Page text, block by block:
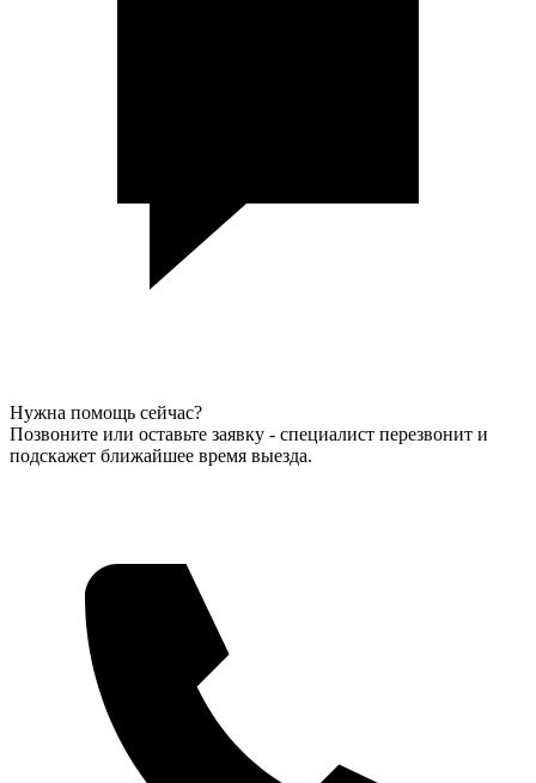
Нужна помощь сейчас?
Позвоните или оставьте заявку - специалист перезвонит и
подскажет ближайшее время выезда.